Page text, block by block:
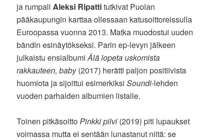
ja rumpali Aleksi Ripattitutkivat Puolan
pääkaupungin karttaa ollessaan katusoittoreissulla
Euroopassa vuonna 2013. Matka muodostui uuden
bändin esinäytökseksi. Parin ep-levyn jälkeen
julkaistu ensialbumiÄlä lopeta uskomista
rakkauteen, baby(2017) herätti paljon positiivista
huomiota ja sijoittui esimerkiksiSoundi-lehden
vuoden parhaiden albumien listalle.
Toinen pitkäsoitto Pinkki pilvi (2019) piti lupaukset
voimassa mutta ei sentään lunastanut niitä: se